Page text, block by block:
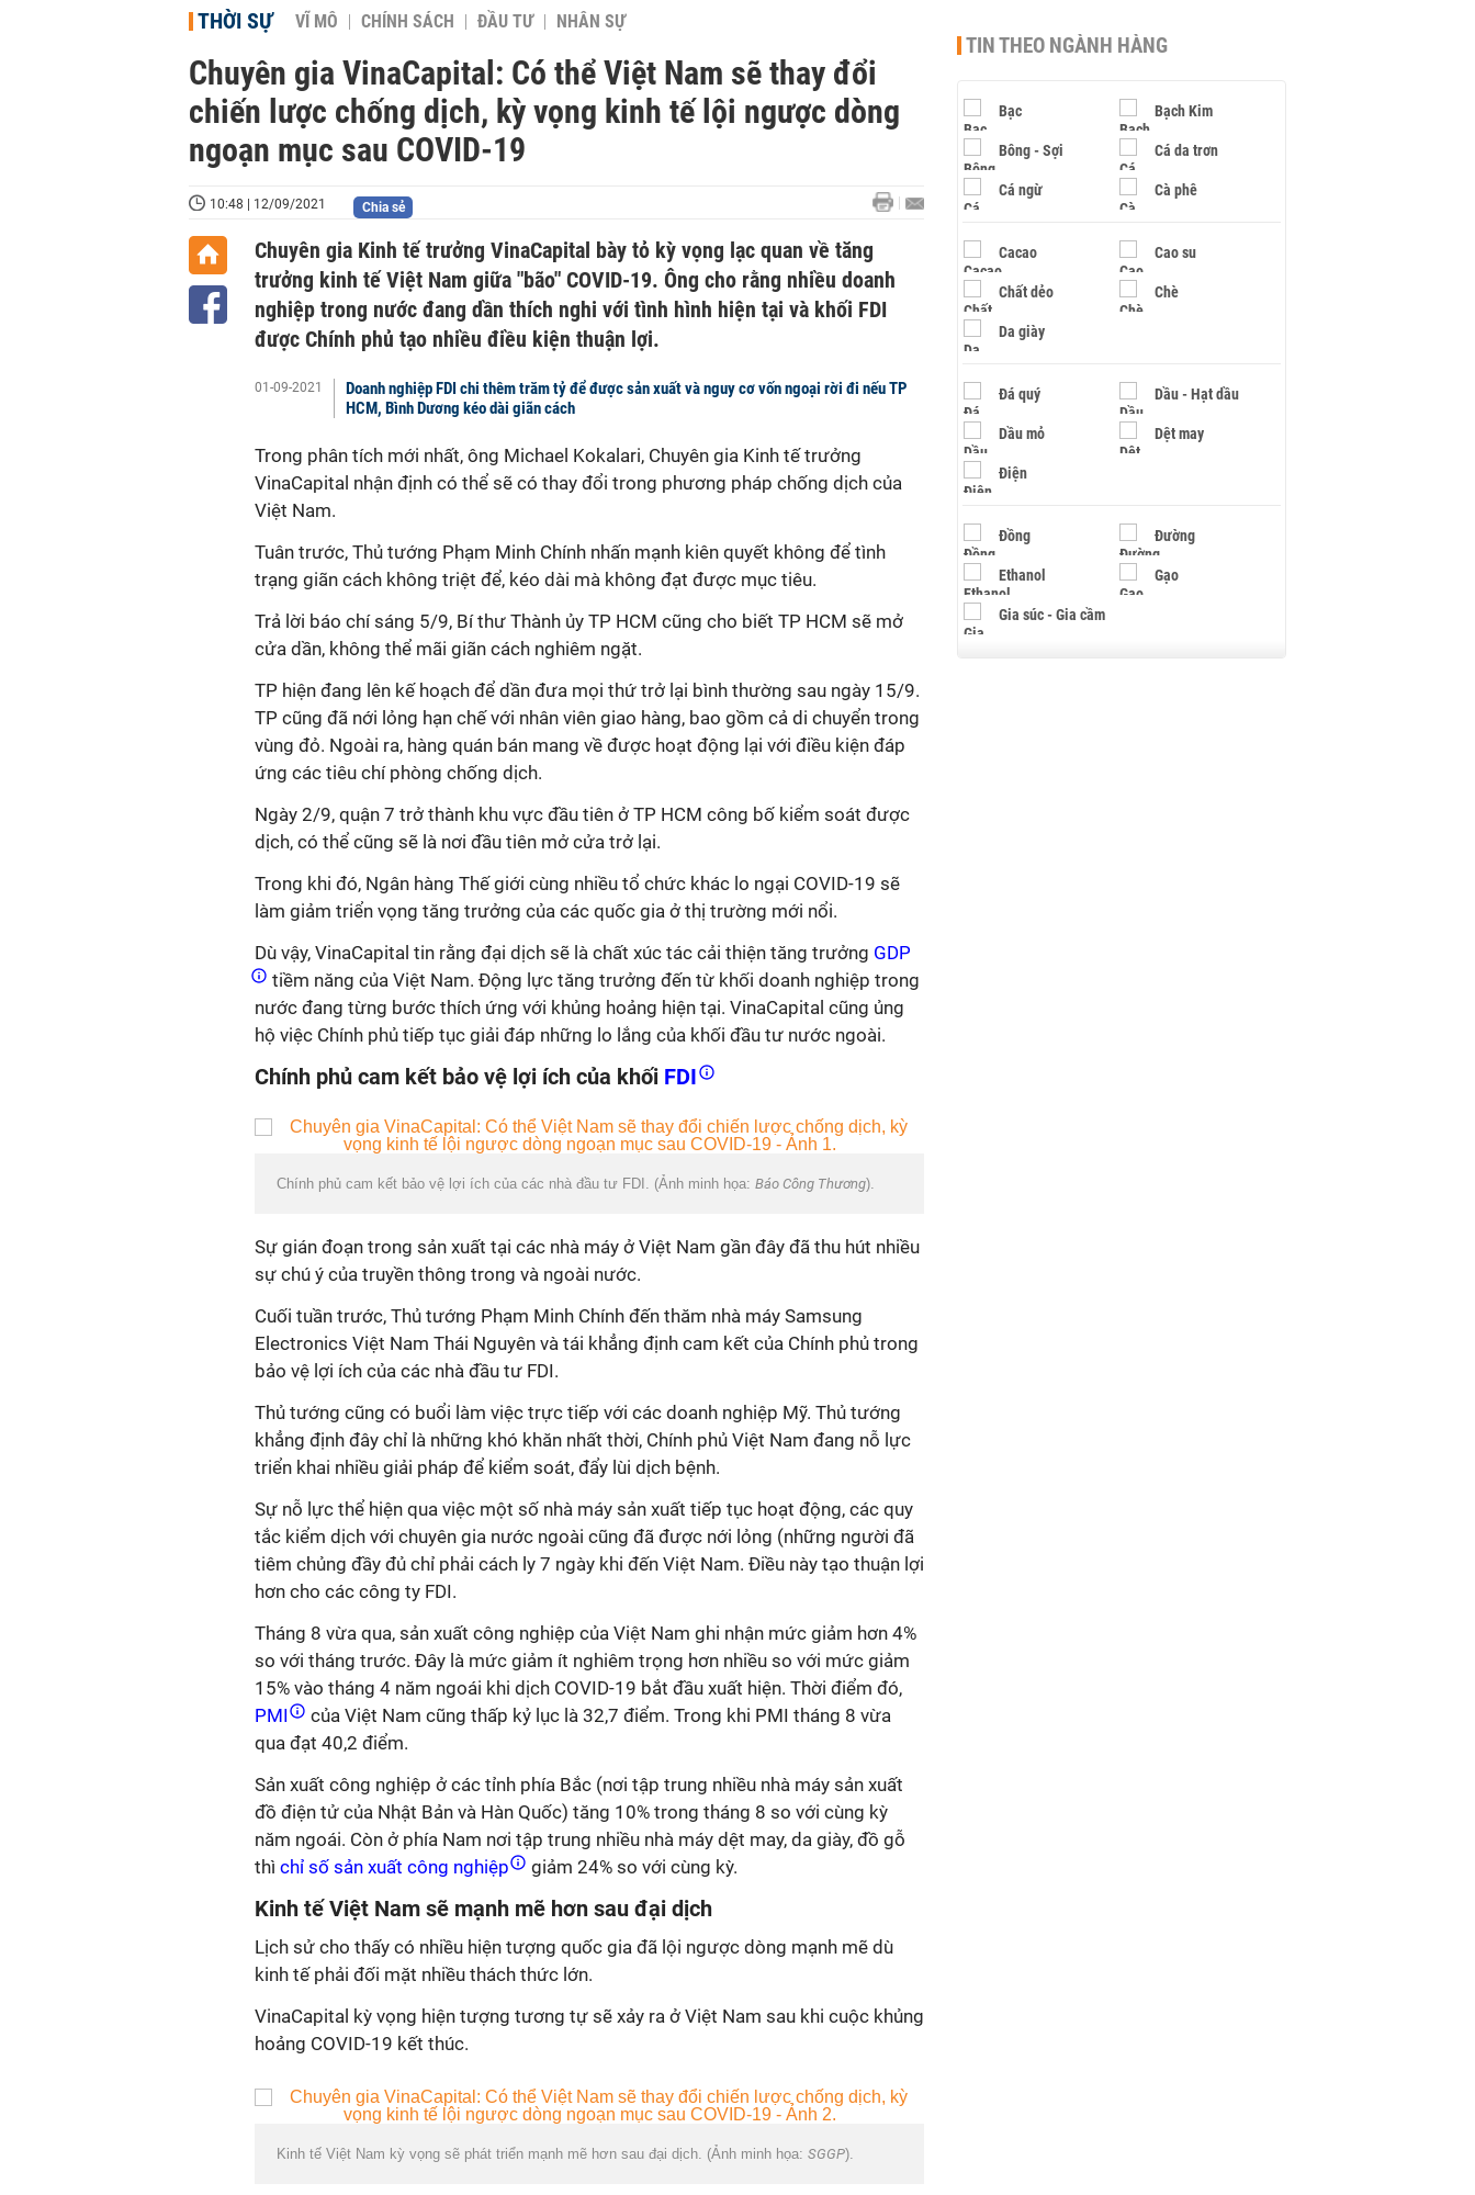
THỜI SỰ VĨ MÔ CHÍNH SÁCH ĐẦU TƯ NHÂN SỰ
Chuyên gia VinaCapital: Có thể Việt Nam sẽ thay đổi
chiến lược chống dịch, kỳ vọng kinh tế lội ngược dòng
ngoạn mục sau COVID-19
10:48 | 12/09/2021 Chia sẻ
Chuyên gia Kinh tế trưởng VinaCapital bày tỏ kỳ vọng lạc quan về tăng
trưởng kinh tế Việt Nam giữa "bão" COVID-19. Ông cho rằng nhiều doanh
nghiệp trong nước đang dần thích nghi với tình hình hiện tại và khối FDI
được Chính phủ tạo nhiều điều kiện thuận lợi.
01-09-2021
Doanh nghiệp FDI chi thêm trăm tỷ để được sản xuất và nguy cơ vốn ngoại rời đi nếu TP
HCM, Bình Dương kéo dài giãn cách
Trong phân tích mới nhất, ông Michael Kokalari, Chuyên gia Kinh tế trưởng
VinaCapital nhận định có thể sẽ có thay đổi trong phương pháp chống dịch của
Việt Nam.
Tuân trước, Thủ tướng Phạm Minh Chính nhấn mạnh kiên quyết không để tình
trạng giãn cách không triệt để, kéo dài mà không đạt được mục tiêu.
Trả lời báo chí sáng 5/9, Bí thư Thành ủy TP HCM cũng cho biết TP HCM sẽ mở
cửa dần, không thể mãi giãn cách nghiêm ngặt.
TP hiện đang lên kế hoạch để dần đưa mọi thứ trở lại bình thường sau ngày 15/9.
TP cũng đã nới lỏng hạn chế với nhân viên giao hàng, bao gồm cả di chuyển trong
vùng đỏ. Ngoài ra, hàng quán bán mang về được hoạt động lại với điều kiện đáp
ứng các tiêu chí phòng chống dịch.
Ngày 2/9, quận 7 trở thành khu vực đầu tiên ở TP HCM công bố kiểm soát được
dịch, có thể cũng sẽ là nơi đầu tiên mở cửa trở lại.
Trong khi đó, Ngân hàng Thế giới cùng nhiều tổ chức khác lo ngại COVID-19 sẽ
làm giảm triển vọng tăng trưởng của các quốc gia ở thị trường mới nổi.
Dù vậy, VinaCapital tin rằng đại dịch sẽ là chất xúc tác cải thiện tăng trưởng GDP
tiềm năng của Việt Nam. Động lực tăng trưởng đến từ khối doanh nghiệp trong
nước đang từng bước thích ứng với khủng hoảng hiện tại. VinaCapital cũng ủng
hộ việc Chính phủ tiếp tục giải đáp những lo lắng của khối đầu tư nước ngoài.
Chính phủ cam kết bảo vệ lợi ích của khối FDI
Chính phủ cam kết bảo vệ lợi ích của các nhà đầu tư FDI. (Ảnh minh họa: Báo Công Thương).
Sự gián đoạn trong sản xuất tại các nhà máy ở Việt Nam gần đây đã thu hút nhiều
sự chú ý của truyền thông trong và ngoài nước.
Cuối tuần trước, Thủ tướng Phạm Minh Chính đến thăm nhà máy Samsung
Electronics Việt Nam Thái Nguyên và tái khẳng định cam kết của Chính phủ trong
bảo vệ lợi ích của các nhà đầu tư FDI.
Thủ tướng cũng có buổi làm việc trực tiếp với các doanh nghiệp Mỹ. Thủ tướng
khẳng định đây chỉ là những khó khăn nhất thời, Chính phủ Việt Nam đang nỗ lực
triển khai nhiều giải pháp để kiểm soát, đẩy lùi dịch bệnh.
Sự nỗ lực thể hiện qua việc một số nhà máy sản xuất tiếp tục hoạt động, các quy
tắc kiểm dịch với chuyên gia nước ngoài cũng đã được nới lỏng (những người đã
tiêm chủng đầy đủ chỉ phải cách ly 7 ngày khi đến Việt Nam. Điều này tạo thuận lợi
hơn cho các công ty FDI.
Tháng 8 vừa qua, sản xuất công nghiệp của Việt Nam ghi nhận mức giảm hơn 4%
so với tháng trước. Đây là mức giảm ít nghiêm trọng hơn nhiều so với mức giảm
15% vào tháng 4 năm ngoái khi dịch COVID-19 bắt đầu xuất hiện. Thời điểm đó,
PMI
của Việt Nam cũng thấp kỷ lục là 32,7 điểm. Trong khi PMI tháng 8 vừa
qua đạt 40,2 điểm.
Sản xuất công nghiệp ở các tỉnh phía Bắc (nơi tập trung nhiều nhà máy sản xuất
đồ điện tử của Nhật Bản và Hàn Quốc) tăng 10% trong tháng 8 so với cùng kỳ
năm ngoái. Còn ở phía Nam nơi tập trung nhiều nhà máy dệt may, da giày, đồ gỗ
thì chỉ số sản xuất công nghiệp giảm 24% so với cùng kỳ.
Kinh tế Việt Nam sẽ mạnh mẽ hơn sau đại dịch
Lịch sử cho thấy có nhiều hiện tượng quốc gia đã lội ngược dòng mạnh mẽ dù
kinh tế phải đối mặt nhiều thách thức lớn.
VinaCapital kỳ vọng hiện tượng tương tự sẽ xảy ra ở Việt Nam sau khi cuộc khủng
hoảng COVID-19 kết thúc.
Kinh tế Việt Nam kỳ vọng sẽ phát triển mạnh mẽ hơn sau đại dịch. (Ảnh minh họa: SGGP).
TIN THEO NGÀNH HÀNG
Bạc Bạch Kim
Bông - Sợi Cá da trơn
Cá ngừ Cà phê
Cacao Cao su
Chất dẻo Chè
Da giày
Đá quý Dầu - Hạt dầu
Dầu mỏ Dệt may
Điện
Đồng Đường
Ethanol Gạo
Gia súc - Gia cầm